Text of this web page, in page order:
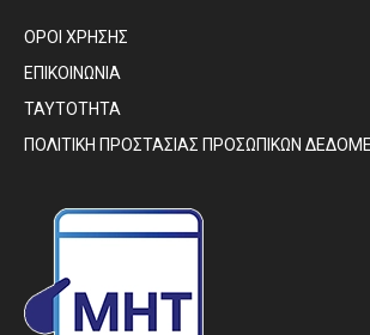
ΟΡΟΙ ΧΡΗΣΗΣ
ΕΠΙΚΟΙΝΩΝΙΑ
ΤΑΥΤΟΤΗΤΑ
ΠΟΛΙΤΙΚΗ ΠΡΟΣΤΑΣΙΑΣ ΠΡΟΣΩΠΙΚΩΝ